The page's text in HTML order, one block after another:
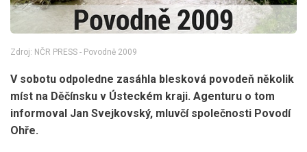
Zdroj: NČR PRESS - Povodně 2009
V sobotu odpoledne zasáhla blesková povodeň několik
míst na Děčínsku v Ústeckém kraji. Agenturu o tom
informoval Jan Svejkovský, mluvčí společnosti Povodí
Ohře.